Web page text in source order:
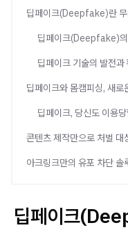
딥페이크(Deepfake)란 무
딥페이크(Deepfake)의
딥페이크 기술의 발전과
딥페이크와 몸캠피싱, 새로
딥페이크, 당신도 이용
콘텐츠 제작만으로 처벌 대
아크링크만의 유포 차단 솔
딥페이크